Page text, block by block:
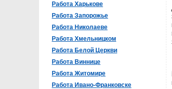
Работа Харькове
Работа Запорожье
Работа Николаеве
Работа Хмельницком
Работа Белой Церкви
Работа Виннице
Работа Житомире
Работа Ивано-Франковске